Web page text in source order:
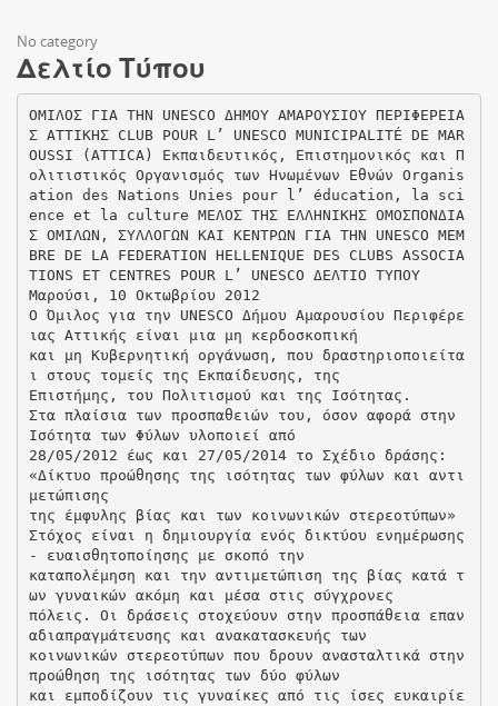
No category
Δελτίο Τύπου
OΜΙΛΟΣ ΓΙΑ ΤΗΝ UNESCO ΔΗΜΟΥ ΑΜΑΡΟΥΣΙΟΥ ΠΕΡΙΦΕΡΕΙΑ
Σ ΑΤΤΙΚΗΣ CLUB POUR L’ UNESCO MUNICIPALITÉ DE MAR
OUSSI (ATTICA) Εκπαιδευτικός, Επιστημονικός και Π
ολιτιστικός Οργανισμός των Ηνωμένων Εθνών Organis
ation des Nations Unies pour l’ éducation, la sci
ence et la culture ΜΕΛΟΣ ΤΗΣ ΕΛΛΗΝΙΚΗΣ ΟΜΟΣΠΟΝΔΙΑ
Σ ΟΜΙΛΩΝ, ΣΥΛΛΟΓΩΝ ΚΑΙ ΚΕΝΤΡΩΝ ΓΙΑ ΤΗΝ UNESCO MEM
BRE DE LA FEDERATION HELLENIQUE DES CLUBS ASSOCIA
TIONS ET CENTRES POUR L’ UNESCO ΔΕΛΤΙΟ ΤΥΠΟΥ
Μαρούσι, 10 Οκτωβρίου 2012
Ο Όμιλος για την UNESCO Δήμου Αμαρουσίου Περιφέρε
ιας Αττικής είναι μια μη κερδοσκοπική
και μη Κυβερνητική οργάνωση, που δραστηριοποιείτα
ι στους τομείς της Εκπαίδευσης, της
Επιστήμης, του Πολιτισμού και της Ισότητας.
Στα πλαίσια των προσπαθειών του, όσον αφορά στην
Ισότητα των Φύλων υλοποιεί από
28/05/2012 έως και 27/05/2014 το Σχέδιο δράσης:
«Δίκτυο προώθησης της ισότητας των φύλων και αντι
μετώπισης
της έμφυλης βίας και των κοινωνικών στερεοτύπων»
Στόχος είναι η δημιουργία ενός δικτύου ενημέρωσης
- ευαισθητοποίησης με σκοπό την
καταπολέμηση και την αντιμετώπιση της βίας κατά τ
ων γυναικών ακόμη και μέσα στις σύγχρονες
πόλεις. Οι δράσεις στοχεύουν στην προσπάθεια επαν
αδιαπραγμάτευσης και ανακατασκευής των
κοινωνικών στερεοτύπων που δρουν ανασταλτικά στην
προώθηση της ισότητας των δύο φύλων
και εμποδίζουν τις γυναίκες από τις ίσες ευκαιρίε